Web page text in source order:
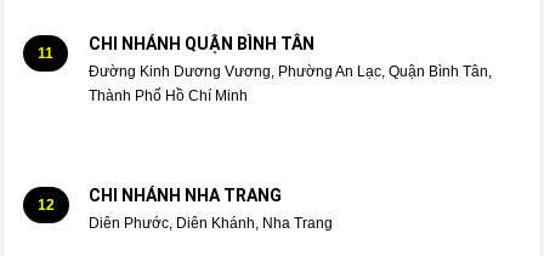
11 CHI NHÁNH QUẬN BÌNH TÂN
Đường Kinh Dương Vương, Phường An Lạc, Quận Bình Tân,
Thành Phố Hồ Chí Minh
12 CHI NHÁNH NHA TRANG
Diên Phước, Diên Khánh, Nha Trang